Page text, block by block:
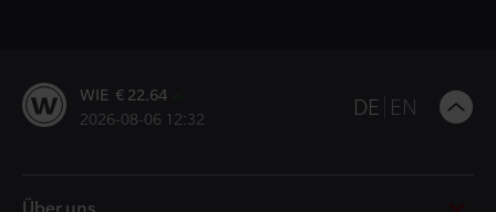
WIE € 22.64
2026-08-06 12:32 DE EN